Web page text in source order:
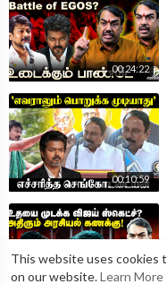
This website uses cookies
on our website.Learn More
00:24:22
00:10:59